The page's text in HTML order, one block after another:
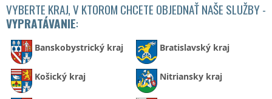
VYBERTE KRAJ, V KTOROM CHCETE OBJEDNAŤ NAŠE SLUŽBY -
VYPRATÁVANIE:
Banskobystrický kraj Bratislavský kraj
Košický kraj Nitriansky kraj